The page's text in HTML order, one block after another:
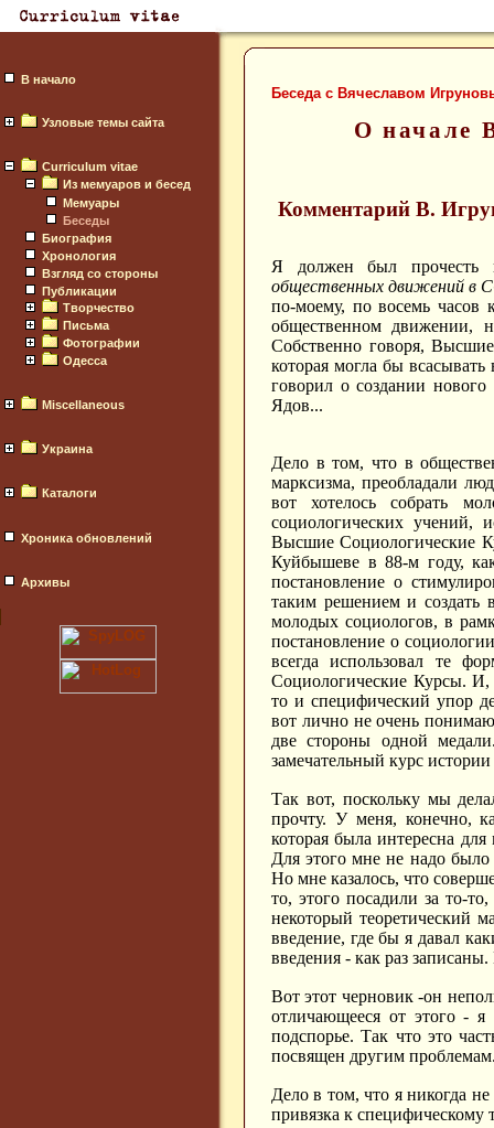
В начало
Узловые темы сайта
Curriculum vitae
Из мемуаров и бесед
Мемуары
Беседы
Биография
Хронология
Взгляд со стороны
Публикации
Творчество
Письма
Фотографии
Одесса
Miscellaneous
Украина
Каталоги
Хроника обновлений
Архивы
Беседа с Вячеславом
О начале
Комментарий В.
Я должен был прочесть
общественных движений в
по-моему, по восемь часов
общественном движении,
Собственно говоря,
которая могла бы
говорил о создании
Ядов...
Дело в том, что в
марксизма, преобладали
вот хотелось собрать
социологических
Высшие Социологические
Куйбышеве в 88-м году,
постановление о
таким решением и создать
молодых социологов, в
постановление о
всегда использовал те
Социологические Курсы.
то и специфический упор
вот лично не очень
две стороны одной
замечательный курс
Так вот, поскольку мы
прочту. У меня, конечно,
которая была интересна
Для этого мне не надо было
Но мне казалось, что
то, этого посадили за то-
некоторый теоретический
введение, где бы я давал
введения - как раз
Вот этот черновик -он
отличающееся от этого -
подспорье. Так что это
посвящен другим
Дело в том, что я никогда
привязка к